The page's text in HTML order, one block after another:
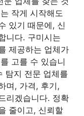
작게 시작해도
있기 때문에, 신
니다. 구미시는
제공하는 업체가
고를 수 있습니
탐지 전문 업체를
며, 가격, 후기,
리겠습니다. 정확
줄이고, 신뢰할